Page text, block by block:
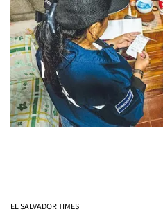
EL SALVADOR TIMES